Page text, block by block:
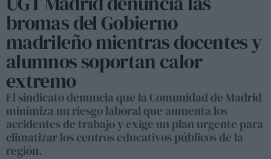
bromas del Gobierno
madrileño mientras docentes y
alumnos soportan calor
extremo
El sindicato denuncia que la Comunidad de Madrid
minimiza un riesgo laboral que aumenta los
accidentes de trabajo y exige un plan urgente para
climatizar los centros educativos públicos de la
región.